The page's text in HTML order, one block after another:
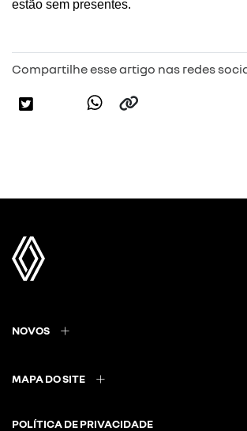
estão sem presentes.
Compartilhe esse artigo nas redes
NOVOS
MAPA DO SITE
POLÍTICA DE PRIVACIDADE